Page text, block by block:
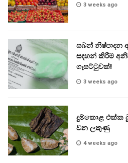
3 weeks ago
සබන්
සඳහන් කිරීම
ගැසට්ටුවක්!
3 weeks ago
දුම්කොළ එක්ක
වන ලකුණු
4 weeks ago